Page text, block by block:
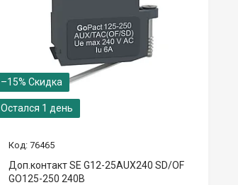
–15%
Остался 1 день
76465
Доп.контакт SE G12-25AUX240 SD/OF
GO125-250 240В